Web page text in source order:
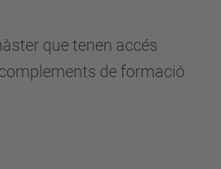
que tenen accés
de formació